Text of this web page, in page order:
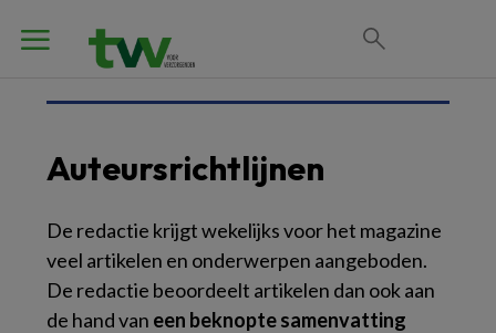
Auteursrichtlijnen
De redactie krijgt wekelijks voor het magazine
veel artikelen en onderwerpen aangeboden.
De redactie beoordeelt artikelen dan ook aan
de hand van een beknopte samenvatting